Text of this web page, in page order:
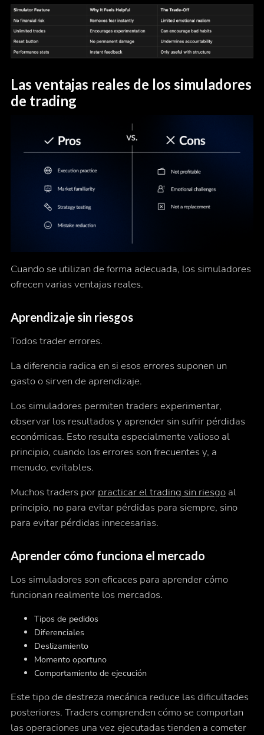
Las ventajas reales de los simuladores
de trading
Cuando se utilizan de forma adecuada, los simuladores
ofrecen varias ventajas reales.
Aprendizaje sin riesgos
Todos trader errores.
La diferencia radica en si esos errores suponen un
gasto o sirven de aprendizaje.
Los simuladores permiten traders experimentar,
observar los resultados y aprender sin sufrir pérdidas
económicas. Esto resulta especialmente valioso al
principio, cuando los errores son frecuentes y, a
menudo, evitables.
Muchos traders por practicar el trading sin riesgoal
principio, no para evitar pérdidas para siempre, sino
para evitar pérdidas innecesarias.
Aprender cómo funciona el mercado
Los simuladores son eficaces para aprender cómo
funcionan realmente los mercados.
Tipos de pedidos
Diferenciales
Deslizamiento
Momento oportuno
Comportamiento de ejecución
Este tipo de destreza mecánica reduce las dificultades
posteriores. Traders comprenden cómo se comportan
las operaciones una vez ejecutadas tienden a cometer